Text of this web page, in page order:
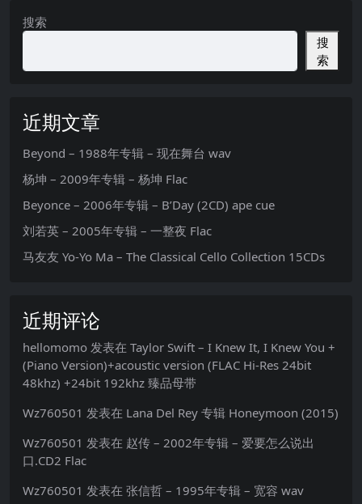
搜索
搜
索
近期文章
Beyond – 1988年专辑 – 现在舞台 wav
杨坤 – 2009年专辑 – 杨坤 Flac
Beyonce – 2006年专辑 – B’Day (2CD) ape cue
刘若英 – 2005年专辑 – 一整夜 Flac
马友友 Yo-Yo Ma – The Classical Cello Collection 15CDs
近期评论
hellomomo 发表在 Taylor Swift – I Knew It, I Knew You +
(Piano Version)+acoustic version (FLAC Hi-Res 24bit
48khz) +24bit 192khz 臻品母带
Wz760501 发表在 Lana Del Rey 专辑 Honeymoon (2015)
Wz760501 发表在 赵传 – 2002年专辑 – 爱要怎么说出
口.CD2 Flac
Wz760501 发表在 张信哲 – 1995年专辑 – 宽容 wav